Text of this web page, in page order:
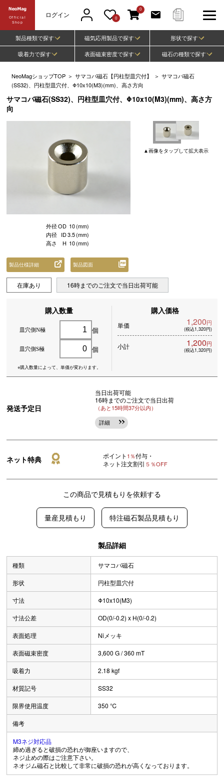
Official
Shop
ログイン 0
0
製品種類で探す 磁気応用製品で探す
形状で探す
吸着力で探す
表面磁束密度で探す 磁石の種類で探す
NeoMagショップTOP ＞ サマコバ磁石【円柱型皿穴付】 ＞ サマコバ磁石
(SS32)、円柱型皿穴付、Φ10x10(M3)(mm)、高さ方向
サマコバ磁石(SS32)、円柱型皿穴付、Φ10x10(M3)(mm)、高さ方
向
▲画像をタップして拡大表示
外径OD 10(mm)
内径 ID3.5(mm)
高さ
H 10(mm)
製品仕様詳細 製品図面
在庫あり 16時までのご注文で当日出荷可能
購入数量
皿穴側N極 個
皿穴側S極 個
※購入数量によって、 単価が変わります。
購入価格
単価 1,200円
(税込1,320円)
小計 1,200円
(税込1,320円)
発送予定日
当日出荷可能
16時までのご注文で当日出荷
（あと15時間37分以内）
詳細
ネット特典 ポイント 1％付与・
ネット注文割引 ５％OFF
この商品で見積もりを依頼する
量産見積もり 特注磁石製品見積もり
製品詳細
種類 サマコバ磁石
形状 円柱型皿穴付
寸法 Φ10x10(M3)
寸法公差 OD(0/-0.2) x H(0/-0.2)
表面処理 Niメッキ
表面磁束密度 3,600 G / 360 mT
吸着力 2.18 kgf
材質記号 SS32
限界使用温度 350 ℃
備考
M3ネジ対応品
締め過ぎると破損の恐れが御座いますので、
ネジ止めの際はご注意下さい。
ネオジム磁石と比較して非常に破損の恐れが高くなっております。